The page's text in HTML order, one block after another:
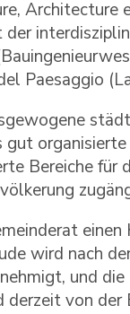
Architecture
Paesaggio
gut
Bereiche für
wird nach
und
von der